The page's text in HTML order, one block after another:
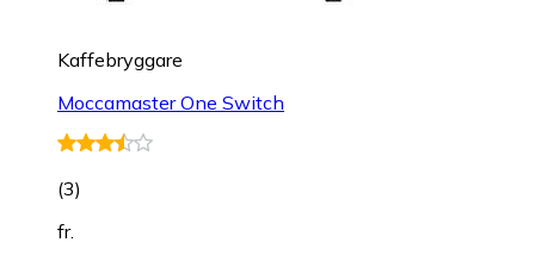
Kaffebryggare
Moccamaster One Switch
(3)
fr.